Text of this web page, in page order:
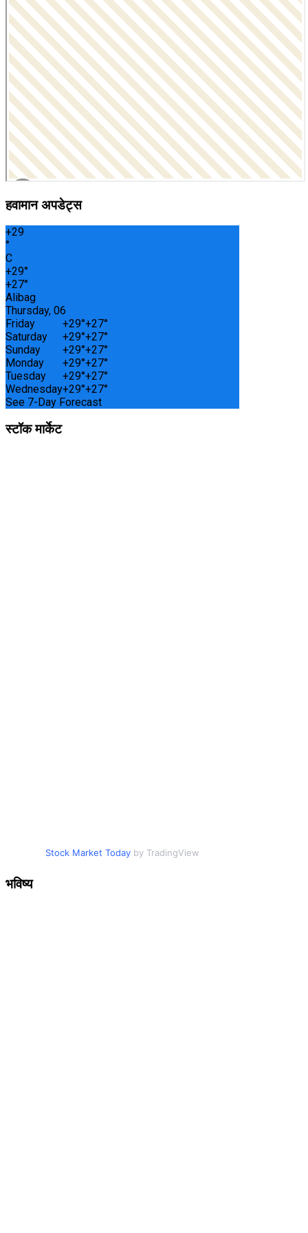
हवामान अपडेट्स
+29
°
C
+29°
+27°
Alibag
Thursday, 06
Friday
+29°+27°
Saturday
+29°+27°
Sunday
+29°+27°
Monday
+29°+27°
Tuesday
+29°+27°
Wednesday+29°+27°
See 7-Day Forecast
स्टॉक मार्केट
Stock Market Today by TradingView
भविष्य